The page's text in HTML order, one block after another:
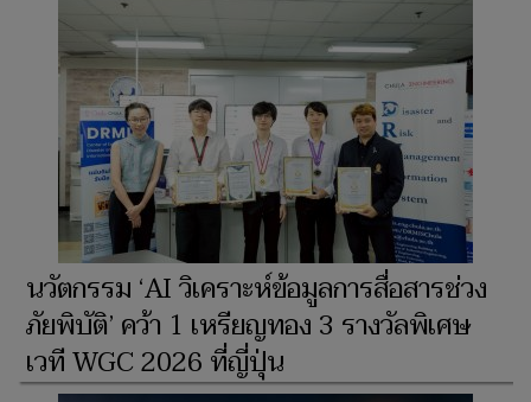
​นวัตกรรม ‘AI วิเคราะห์ข้อมูลการสื่อสารช่วง
ภัยพิบัติ’ คว้า 1 เหรียญทอง 3 รางวัลพิเศษ
เวที WGC 2026 ที่ญี่ปุ่น